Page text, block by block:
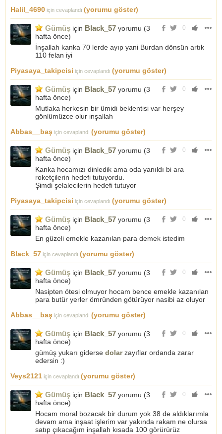
Halil_4690 için cevaplandı (yorumu göster)
0
Gümüş için Black_57 yorumu (3
hafta önce)
İnşallah kanka 70 lerde ayıp yani Burdan dönsün artık
110 felan iyi
Piyasaya_takipcisi için cevaplandı (yorumu göster)
0
Gümüş için Black_57 yorumu (3
hafta önce)
Mutlaka herkesin bir ümidi beklentisi var herşey
gönlümüzce olur inşallah
Abbas__baş için cevaplandı (yorumu göster)
0
Gümüş için Black_57 yorumu (3
hafta önce)
Kanka hocamızı dinledik ama oda yanıldı bi ara
roketçilerin hedefi tutuyordu.
Şimdi şelalecilerin hedefi tutuyor
Piyasaya_takipcisi için cevaplandı (yorumu göster)
0
Gümüş için Black_57 yorumu (3
hafta önce)
En güzeli emekle kazanılan para demek istedim
Black_57 için cevaplandı (yorumu göster)
0
Gümüş için Black_57 yorumu (3
hafta önce)
Nasipten ötesi olmuyor hocam bence emekle kazanılan
para butür yerler ömründen götürüyor nasibi az oluyor
Abbas__baş için cevaplandı (yorumu göster)
0
Gümüş için Black_57 yorumu (3
hafta önce)
gümüş yukarı giderse dolarzayıflar ordanda zarar
edersin :)
Veys2121 için cevaplandı (yorumu göster)
0
Gümüş için Black_57 yorumu (3
hafta önce)
Hocam moral bozacak bir durum yok 38 de aldıklarımla
devam ama inşaat işlerim var yakında rakam ne olursa
satıp çıkacağım inşallah kısada 100 görürürüz